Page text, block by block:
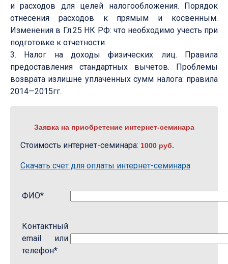
и расходов для целей налогообложения. Порядок
отнесения расходов к прямым и косвенным.
Изменения в Гл.25 НК РФ: что необходимо учесть при
подготовке к отчетности.
3. Налог на доходы физических лиц. Правила
предоставления стандартных вычетов. Проблемы
возврата излишне уплаченных сумм налога: правила
2014—2015гг.
Заявка на приобретение интернет-семинара
Стоимость интернет-семинара: 1000 руб.
Скачать счет для оплаты интернет-семинара
ФИО*
Контактный
email или
телефон*